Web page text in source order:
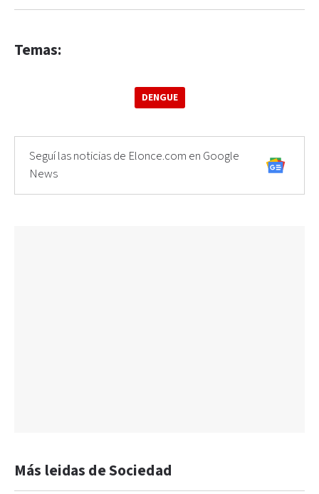
Temas:
DENGUE
Seguí las noticias de Elonce.com en Google
News
Más leidas de Sociedad